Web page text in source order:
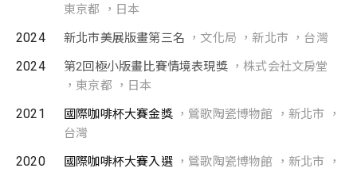
東京都 ，日本
2024 新北市美展版畫第三名 ，文化局 ，新北市 ，台灣
2024 第2回極小版畫比賽情境表現獎，株式会社文房堂
，東京都 ，日本
2021 國際咖啡杯大賽金獎，鶯歌陶瓷博物館 ，新北市 ，
台灣
2020 國際咖啡杯大賽入選，鶯歌陶瓷博物館 ，新北市 ，